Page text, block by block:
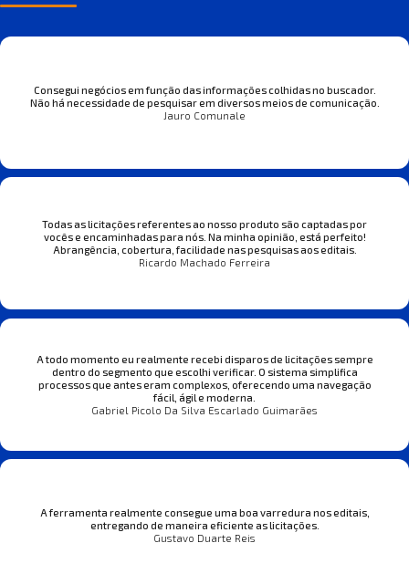
Consegui negócios em função das informações colhidas no buscador.
Não há necessidade de pesquisar em diversos meios de comunicação.
Jauro Comunale
Todas as licitações referentes ao nosso produto são captadas por
vocês e encaminhadas para nós. Na minha opinião, está perfeito!
Abrangência, cobertura, facilidade nas pesquisas aos editais.
Ricardo Machado Ferreira
A todo momento eu realmente recebi disparos de licitações sempre
dentro do segmento que escolhi verificar. O sistema simplifica
processos que antes eram complexos, oferecendo uma navegação
fácil, ágil e moderna.
Gabriel Picolo Da Silva Escarlado Guimarães
A ferramenta realmente consegue uma boa varredura nos editais,
entregando de maneira eficiente as licitações.
Gustavo Duarte Reis